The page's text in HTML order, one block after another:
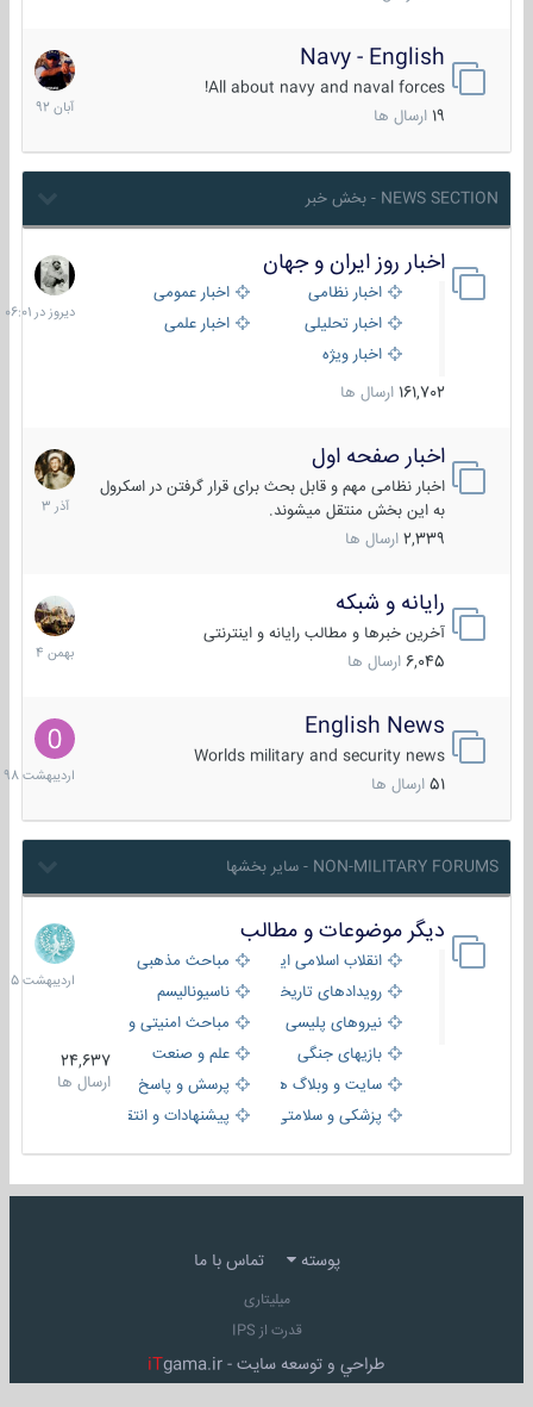
Navy - English
All about navy and naval forces!
ارسال ها
22
آبان
1392
NEWS SECTION - بخش خبر
اخبار روز ایران و جهان
اخبار نظامی
اخبار عمومی
اخبار تحلیلی
اخبار علمی
اخبار ویژه
161,702 ارسال ها
دیروز
در
06:01
اخبار صفحه اول
اخبار نظامی مهم و قابل بحث برای قرار گرفتن در اسکرول
به این بخش منتقل میشوند.
2,339 ارسال ها
7
آذر
1403
رایانه و شبکه
آخرین خبرها و مطالب رایانه و اینترنتی
6,045 ارسال ها
30
بهمن
1404
English News
Worlds military and security news
51 ارسال ها
10
1398
NON-MILITARY FORUMS - سایر بخشها
دیگر موضوعات و مطالب
انقلاب اسلامی ایران
مباحث مذهبی
رویدادهای تاریخی و مذهبیناسیونالیسم
نیروهای پلیسی
مباحث امنیتی و اطلاعاتی
بازیهای جنگی
علم و صنعت
سایت و وبلاگ ها
پرسش و پاسخ
پزشکی و سلامتی
پیشنهادات و انتقادات
24,637
ارسال ها
8
1405
پوسته تماس با ما
میلیتاری
قدرت از IPS
طراحي و توسعه سايت - iTgama.ir